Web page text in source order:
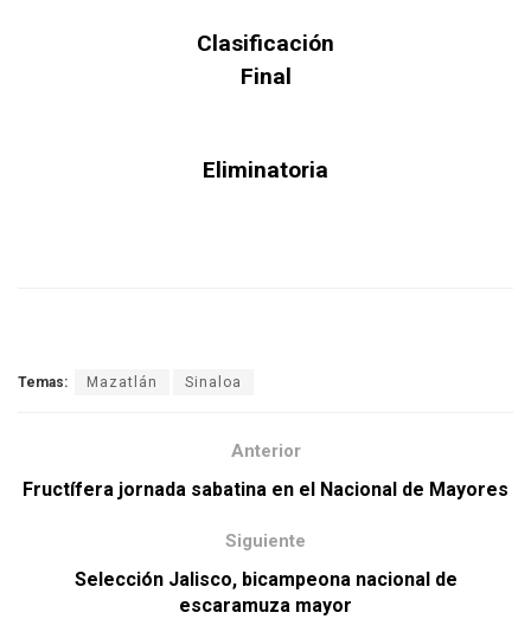
Clasificación
Final
Eliminatoria
Temas: Mazatlán Sinaloa
Anterior
Fructífera jornada sabatina en el Nacional de Mayores
Siguiente
Selección Jalisco, bicampeona nacional de
escaramuza mayor